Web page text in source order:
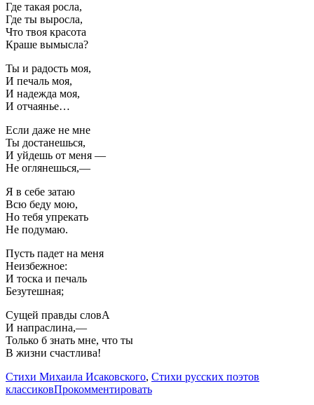
Где такая росла,
Где ты выросла,
Что твоя красота
Краше вымысла?
Ты и радость моя,
И печаль моя,
И надежда моя,
И отчаянье…
Если даже не мне
Ты достанешься,
И уйдешь от меня —
Не оглянешься,—
Я в себе затаю
Всю беду мою,
Но тебя упрекать
Не подумаю.
Пусть падет на меня
Неизбежное:
И тоска и печаль
Безутешная;
Сущей правды словА
И напраслина,—
Только б знать мне, что ты
В жизни счастлива!
Стихи Михаила Исаковского, Стихи русских поэтов
классиковПрокомментировать